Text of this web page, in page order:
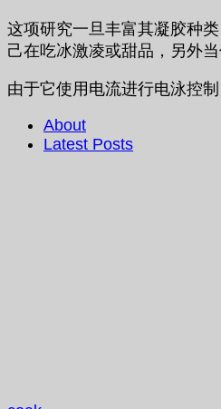
这项研究一旦丰富其凝胶种
己在吃冰激凌或甜品，另外
由于它使用电流进行电泳控
About
Latest Posts